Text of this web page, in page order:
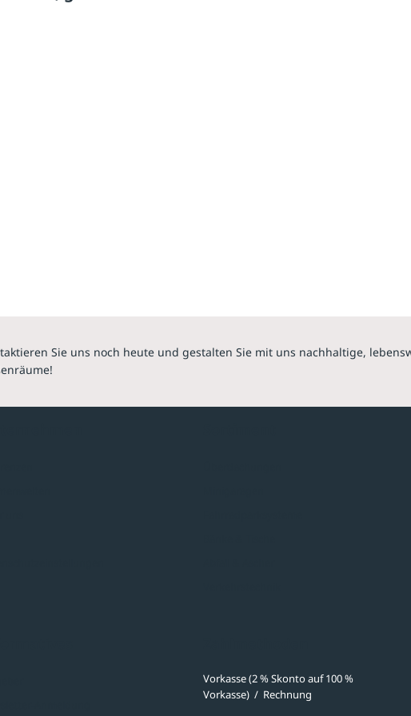
Sie uns noch heute und gestalten Sie mit uns nachhaltige,
Vorkasse (2 % Skonto auf 100 %
Vorkasse) / Rechnung